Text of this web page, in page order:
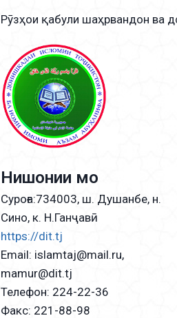
Рӯзҳои қабули шаҳрвандон ва
Нишонии мо
Суроға:734003, ш. Душанбе, н.
Сино, к. Н.Ганҷавӣ
https://dit.tj
Email: islamtаj@mail.ru,
mamur@dit.tj
Телефон: 224-22-36
Факс: 221-88-98